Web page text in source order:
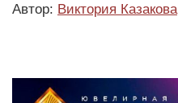
Автор: Виктория Казакова